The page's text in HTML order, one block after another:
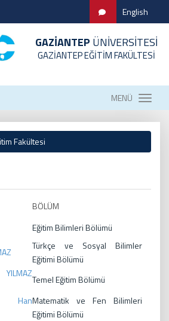
English
GAZİANTEP ÜNİVERSİTESİ
GAZİANTEP EĞİTİM FAKÜLTESİ
MENÜ
Fakültesi
BÖLÜM
Eğitim Bilimleri Bölümü
Türkçe ve Sosyal Bilimler
Eğitimi Bölümü
Temel Eğitim Bölümü
HanMatematik ve Fen Bilimleri
Eğitimi Bölümü